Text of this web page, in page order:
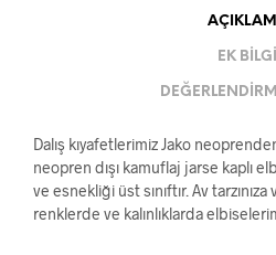
EK BILGI
Dalış kıyafetlerimiz Jako
neopren dışı kamuflaj jarse kaplı
ve esnekliği üst sınıftır. Av
renklerde ve kalınlıklarda